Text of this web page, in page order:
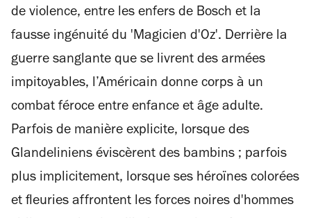
de violence, entre les enfers de Bosch et la
fausse ingénuité du 'Magicien d'Oz'. Derrière la
guerre sanglante que se livrent des armées
impitoyables, l’Américain donne corps à un
combat féroce entre enfance et âge adulte.
Parfois de manière explicite, lorsque des
Glandeliniens éviscèrent des bambins ; parfois
plus implicitement, lorsque ses héroïnes colorées
et fleuries affrontent les forces noires d'hommes